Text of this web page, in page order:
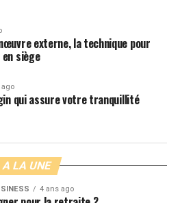
externe, la technique pour
siège
qui assure votre tranquillité
A LA UNE
4 ans ago